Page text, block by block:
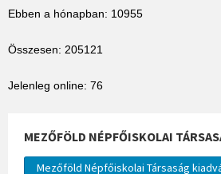
Ebben a hónapban: 10955
Összesen: 205121
Jelenleg online: 76
MEZŐFÖLD NÉPFŐISKOLAI
Mezőföld Népfőiskolai Társaság